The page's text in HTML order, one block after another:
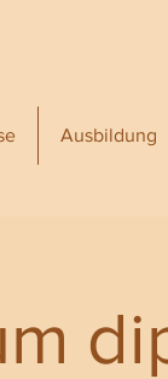
Ausbildung